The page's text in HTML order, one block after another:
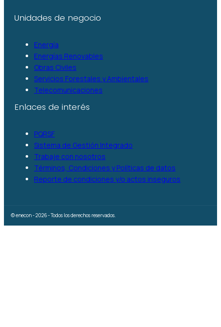
Unidades de negocio
Energía
Energías Renovables
Obras Civiles
Servicios Forestales y Ambientales
Telecomunicaciones
Enlaces de interés
PQRSF
Sistema de Gestión Integrado
Trabaje con nosotros
Términos, Condiciones y Políticas de datos
Reporte de condiciones y/o actos inseguros
© enecon - 2026 - Todos los derechos reservados.